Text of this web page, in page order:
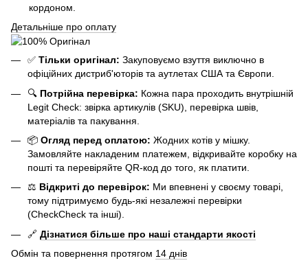
кордоном.
Детальніше про оплату
✅ Тільки оригінал: Закуповуємо взуття виключно в
офіційних дистриб'юторів та аутлетах США та Європи.
🔍 Потрійна перевірка: Кожна пара проходить внутрішній
Legit Check: звірка артикулів (SKU), перевірка швів,
матеріалів та пакування.
📦 Огляд перед оплатою: Жодних котів у мішку.
Замовляйте накладеним платежем, відкривайте коробку на
пошті та перевіряйте QR-код до того, як платити.
⚖️ Відкриті до перевірок: Ми впевнені у своєму товарі,
тому підтримуємо будь-які незалежні перевірки
(CheckCheck та інші).
🔗 Дізнатися більше про наші стандарти якості
Обмін та повернення протягом 14 днів